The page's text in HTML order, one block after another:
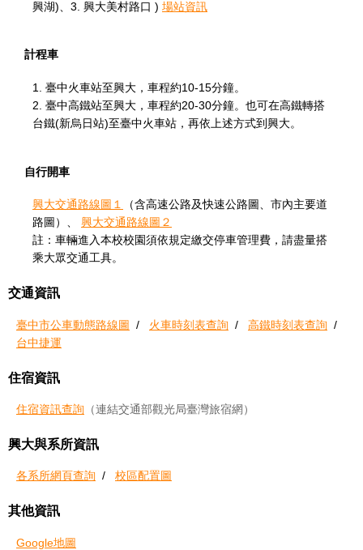
興湖)、3. 興大美村路口 ) 場站資訊
計程車
1. 臺中火車站至興大，車程約10-15分鐘。
2. 臺中高鐵站至興大，車程約20-30分鐘。也可在高鐵轉搭
台鐵(新烏日站)至臺中火車站，再依上述方式到興大。
自行開車
興大交通路線圖１
（含高速公路及快速公路圖、市內主要道
路圖）、 興大交通路線圖２
註：車輛進入本校校園須依規定繳交停車管理費，請盡量搭
乘大眾交通工具。
交通資訊
臺中市公車動態路線圖 / 火車時刻表查詢 / 高鐵時刻表查詢 /
台中捷運
住宿資訊
住宿資訊查詢 （連結交通部觀光局臺灣旅宿網）
興大與系所資訊
各系所網頁查詢 / 校區配置圖
其他資訊
Google地圖